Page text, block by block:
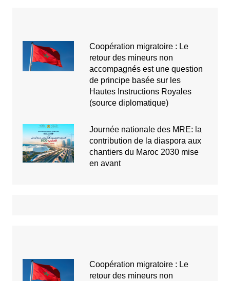
Coopération migratoire : Le
retour des mineurs non
accompagnés est une question
de principe basée sur les
Hautes Instructions Royales
(source diplomatique)
Journée nationale des MRE: la
contribution de la diaspora aux
chantiers du Maroc 2030 mise
en avant
Coopération migratoire : Le
retour des mineurs non